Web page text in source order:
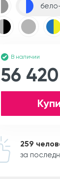
В наличии
56
259
за